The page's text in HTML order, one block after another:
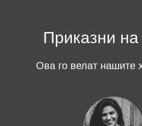
Приказни на
Ова го велат нашите